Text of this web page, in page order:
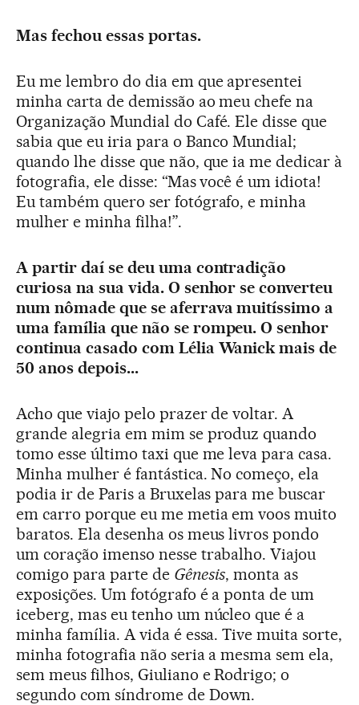
Mas fechou essas portas.
Eu me lembro do dia em que apresentei
minha carta de demissão ao meu chefe na
Organização Mundial do Café. Ele disse que
sabia que eu iria para o Banco Mundial;
quando lhe disse que não, que ia me dedicar à
fotografia, ele disse: “Mas você é um idiota!
Eu também quero ser fotógrafo, e minha
mulher e minha filha!”.
A partir daí se deu uma contradição
curiosa na sua vida. O senhor se converteu
num nômade que se aferrava muitíssimo a
uma família que não se rompeu. O senhor
continua casado com Lélia Wanick mais de
50 anos depois...
Acho que viajo pelo prazer de voltar. A
grande alegria em mim se produz quando
tomo esse último taxi que me leva para casa.
Minha mulher é fantástica. No começo, ela
podia ir de Paris a Bruxelas para me buscar
em carro porque eu me metia em voos muito
baratos. Ela desenha os meus livros pondo
um coração imenso nesse trabalho. Viajou
comigo para parte de Gênesis, monta as
exposições. Um fotógrafo é a ponta de um
iceberg, mas eu tenho um núcleo que é a
minha família. A vida é essa. Tive muita sorte,
minha fotografia não seria a mesma sem ela,
sem meus filhos, Giuliano e Rodrigo; o
segundo com síndrome de Down.